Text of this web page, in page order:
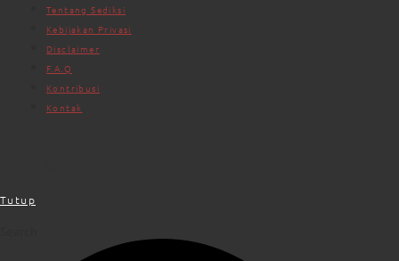
Tentang Sediksi
Kebijakan Privasi
Disclaimer
F.A.Q
Kontribusi
Kontak
Tutup